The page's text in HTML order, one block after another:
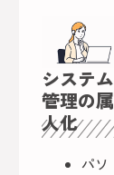
システム
管理の属
人化
パソ